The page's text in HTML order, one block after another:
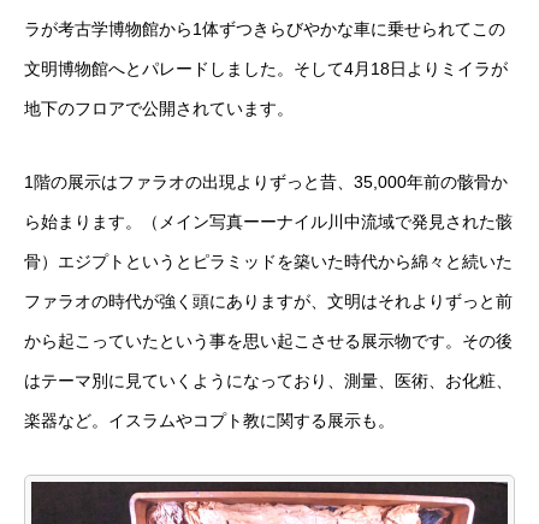
ラが考古学博物館から1体ずつきらびやかな車に乗せられてこの
文明博物館へとパレードしました。そして4月18日よりミイラが
地下のフロアで公開されています。
1階の展示はファラオの出現よりずっと昔、35,000年前の骸骨か
ら始まります。（メイン写真ーーナイル川中流域で発見された骸
骨）エジプトというとピラミッドを築いた時代から綿々と続いた
ファラオの時代が強く頭にありますが、文明はそれよりずっと前
から起こっていたという事を思い起こさせる展示物です。その後
はテーマ別に見ていくようになっており、測量、医術、お化粧、
楽器など。イスラムやコプト教に関する展示も。